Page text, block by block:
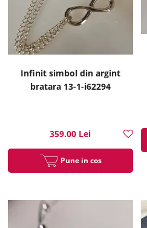
Infinit simbol din argint
bratara 13-1-i62294
359.00 Lei
Pune in cos